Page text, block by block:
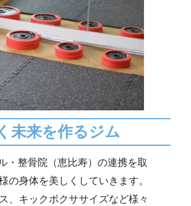
未来を作るジム
・整骨院（恵比寿）の連携を取
の身体を美しくしていきます。
、キックボクササイズなど様々